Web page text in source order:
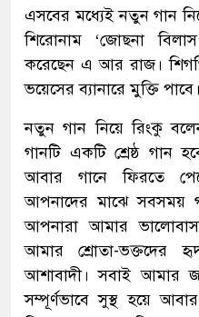
এসবের মধ্যেই নতুন গান
শিরোনাম ‘জোছনা
করেছেন এ আর রাজ।
ভয়েসের ব্যানারে মুক্তি পাবে।
নতুন গান নিয়ে রিংকু
গানটি একটি শ্রেষ্ঠ গান
আবার গানে ফিরতে
আপনাদের মাঝে সবসময়
আপনারা আমার
আমার শ্রোতা-
আশাবাদী। সবাই আমার
সম্পূর্ণভাবে সুস্থ হয়ে